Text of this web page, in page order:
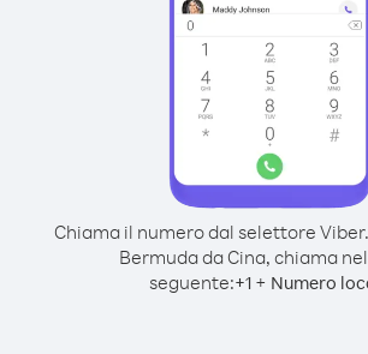
Chiama il numero dal selettore Viber.
Bermuda da Cina, chiama
seguente:+1+ Numero